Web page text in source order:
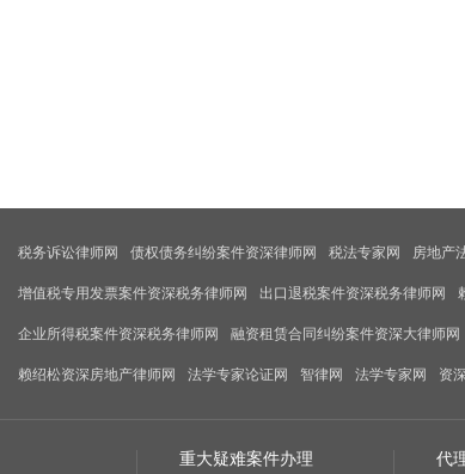
税务诉讼律师网 债权债务纠纷案件资深律师网 税法专家网 房地产
增值税专用发票案件资深税务律师网 出口退税案件资深税务律师网
企业所得税案件资深税务律师网 融资租赁合同纠纷案件资深大律师网
赖绍松资深房地产律师网 法学专家论证网 智律网 法学专家网 资
重大疑难案件办理 代